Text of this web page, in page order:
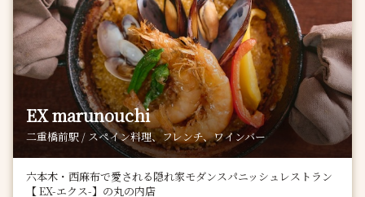
EX marunouchi
二重橋前駅 / スペイン料理、フレンチ、ワインバー
六本木・西麻布で愛される隠れ家モダンスパニッシュレストラン
【 EX-エクス-】の丸の内店